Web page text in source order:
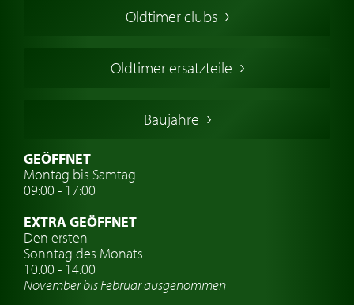
Englische Oldtimer
Deutsche Oldtimer
Schwedische Oldtimer
Oldtimer mit h-kennzeichen
Auto Oldtimer Markt
Oldtimer-Versicherung
Oldtimer-Clubs
Oldtimer-Reisen
Oldtimer clubs
Oldtimer ersatzteile
Baujahre
GEÖFFNET
Montag bis Samtag
09:00 - 17:00
EXTRA GEÖFFNET
Den ersten
Sonntag des Monats
10.00 - 14.00
November bis Februar ausgenommen